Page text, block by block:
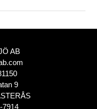
AB
9
7914